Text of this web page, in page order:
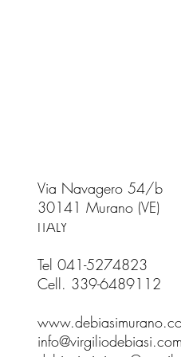
Via Navagero 54/b
30141 Murano (VE)
ITALY
Tel 041-5274823
Cell. 339-6489112
info@virgiliodebiasi.com